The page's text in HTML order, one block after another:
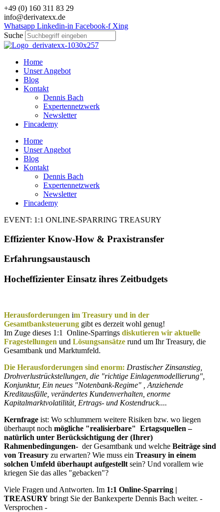
Zum
Inhalt
wechseln
+49 (0) 160 311 83 29
info@derivatexx.de
Whatsapp Linkedin-in Facebook-f Xing
Suche
Home
Unser Angebot
Blog
Kontakt
Dennis Bach
Expertennetzwerk
Newsletter
Fincademy
Home
Unser Angebot
Blog
Kontakt
Dennis Bach
Expertennetzwerk
Newsletter
Fincademy
EVENT: 1:1 ONLINE-SPARRING TREASURY
Effizienter Know-How & Praxistransfer
Erfahrungsaustausch
Hocheffizienter Einsatz ihres Zeitbudgets
Herausforderungen im Treasury und in der
Gesamtbanksteuerung gibt es derzeit wohl genug!
Im Zuge dieses 1:1 Online-Sparrings diskutieren wir aktuelle
Fragestellungen und Lösungsansätze rund um Ihr Treasury, die
Gesamtbank und Marktumfeld.
Die Herausforderungen sind enorm: Drastischer Zinsanstieg,
Drohverlustrückstellungen, die "richtige Einlagenmodellierung",
Konjunktur, Ein neues "Notenbank-Regime" , Anziehende
Kreditausfälle, verändertes Kundenverhalten, enorme
Kapitalmarktvolatilität, Ertrags- und Kostendruck....
Kernfrage ist: Wo schlummern weitere Risiken bzw. wo liegen
überhaupt noch mögliche "realisierbare" Ertagsquellen –
natürlich unter Berücksichtigung der (Ihrer)
Rahmenbedingungen- der Gesamtbank und welche Beiträge sind
von Treasury zu erwarten? Wie muss ein Treasury in einem
solchen Umfeld überhaupt aufgestellt sein? Und vorallem wie
kriegen Sie das alles "gebacken"?
Viele Fragen und Antworten. Im 1:1 Online-Sparring |
TREASURY bringt Sie der Bankexperte Dennis Bach weiter. -
Versprochen -